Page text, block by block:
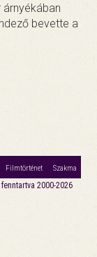
bevette a
Filmtörténet Szakma
2000-2026